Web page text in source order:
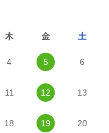
木 金 土
4 5 6
11 12 13
18 19 20